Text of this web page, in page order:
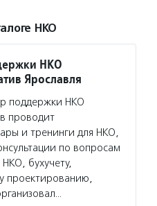
НКО
НКО
Ярославля
поддержки НКО
проводит
и тренинги для НКО,
по вопросам
НКО, бухучету,
проектированию,